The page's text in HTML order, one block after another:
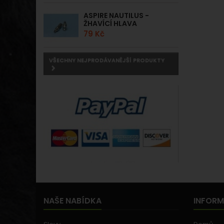
ASPIRE NAUTILUS -
ŽHAVÍCÍ HLAVA
79 Kč
VŠECHNY NEJPRODÁVANĚJŠÍ PRODUKTY
NAŠE NABÍDKA